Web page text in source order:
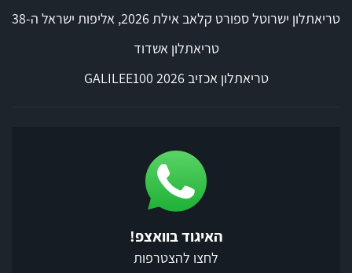
טריאתלון ישרוטל ספורט קלאב אילת 2026, אליפות ישראל ה-38
טריאתלון אשדוד
טריאתלון אכזיב 2026 GALILEE100
האיגוד בוואצפ!
לחצו להצטרפות